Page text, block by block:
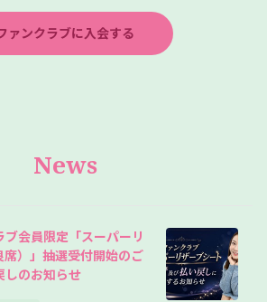
ァンクラブに入会する
News
ブ会員限定「スーパーリ
席）」抽選受付開始のご
しのお知らせ